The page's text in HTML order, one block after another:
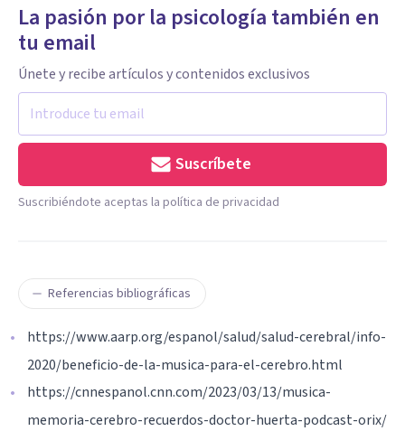
La pasión por la psicología también en
tu email
Únete y recibe artículos y contenidos exclusivos
Suscríbete
Suscribiéndote aceptas la política de privacidad
Referencias bibliográficas
https://www.aarp.org/espanol/salud/salud-cerebral/info-
2020/beneficio-de-la-musica-para-el-cerebro.html
https://cnnespanol.cnn.com/2023/03/13/musica-
memoria-cerebro-recuerdos-doctor-huerta-podcast-orix/